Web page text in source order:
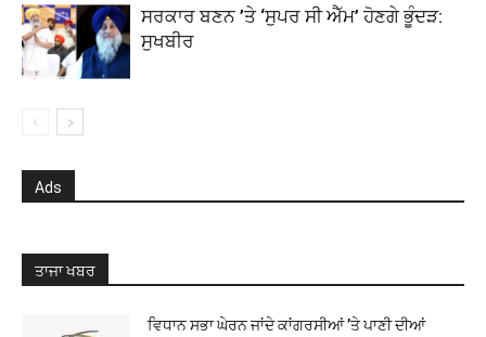
ਸਰਕਾਰ ਬਣਨ ’ਤੇ ‘ਸੁਪਰ ਸੀ ਐੱਮ’ ਹੋਣਗੇ ਭੂੰਦੜ:
ਸੁਖਬੀਰ
Ads
ਤਾਜਾ ਖਬਰ
ਵਿਧਾਨ ਸਭਾ ਘੇਰਨ ਜਾਂਦੇ ਕਾਂਗਰਸੀਆਂ ’ਤੇ ਪਾਣੀ ਦੀਆਂ